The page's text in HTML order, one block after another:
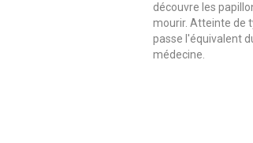
découvre les
mourir. Atteinte de
passe l'équivalent
médecine.